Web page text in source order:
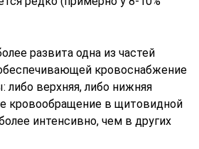
развита одна из частей
кровоснабжение
верхняя, либо нижняя
кровообращение в щитовидной
интенсивно, чем в других